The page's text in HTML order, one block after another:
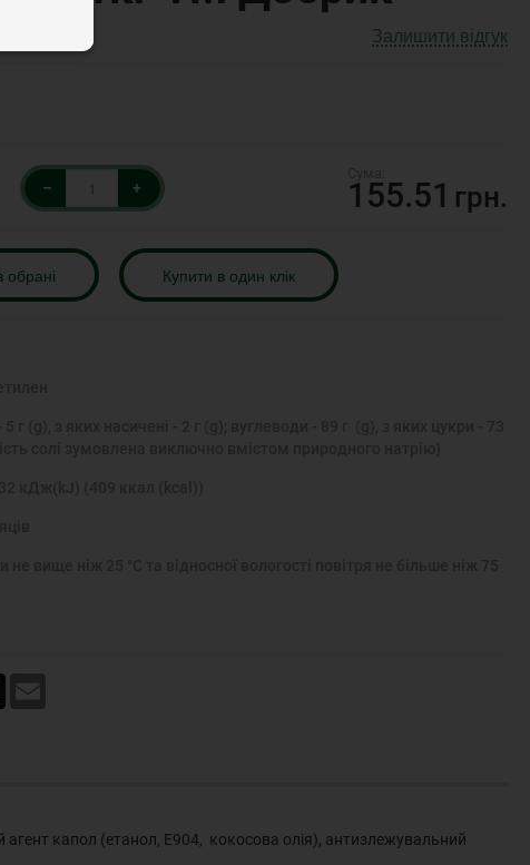
Залишити відгук
– + 155.51 грн.
обрані Купити в один клік
капол (етанол, Е904, кокосова олія), антизлежувальний